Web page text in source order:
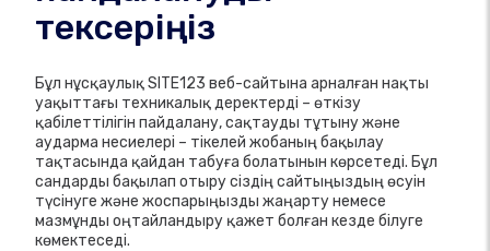
тексеріңіз
Бұл нұсқаулық SITE123 веб-сайтына арналған нақты
уақыттағы техникалық деректерді – өткізу
қабілеттілігін пайдалану, сақтауды тұтыну және
аударма несиелері – тікелей жобаның бақылау
тақтасында қайдан табуға болатынын көрсетеді. Бұл
сандарды бақылап отыру сіздің сайтыңыздың өсуін
түсінуге және жоспарыңызды жаңарту немесе
мазмұнды оңтайландыру қажет болған кезде білуге ​​
көмектеседі.